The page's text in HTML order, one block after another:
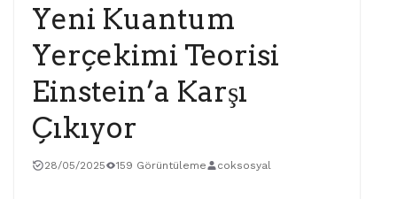
Yeni Kuantum
Yerçekimi Teorisi
Einstein’a Karşı
Çıkıyor
28/05/2025 159 Görüntüleme coksosyal